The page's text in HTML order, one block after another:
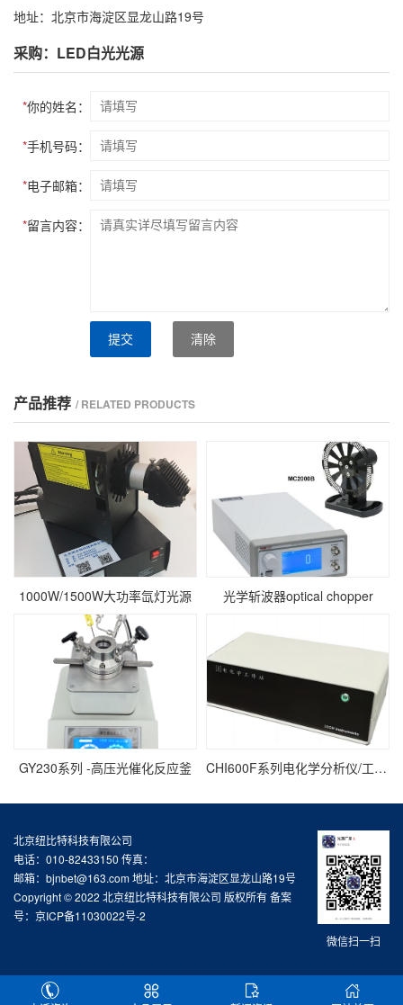
地址：北京市海淀区显龙山路19号
采购：LED白光光源
*你的姓名：
*手机号码：
*电子邮箱：
*留言内容：
提交 清除
产品推荐 / RELATED PRODUCTS
1000W/1500W大功率氙灯光源 光学斩波器optical chopper
GY230系列 -高压光催化反应釜 CHI600F系列电化学分析仪/工作站
微信扫一扫
北京纽比特科技有限公司
电话：010-82433150 传真：
邮箱：bjnbet@163.com 地址：北京市海淀区显龙山路19号
Copyright © 2022 北京纽比特科技有限公司 版权所有 备案
号： 京ICP备11030022号-2